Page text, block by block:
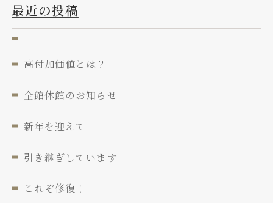
最近の投稿
高付加価値とは？
全館休館のお知らせ
新年を迎えて
引き継ぎしています
これぞ修復！